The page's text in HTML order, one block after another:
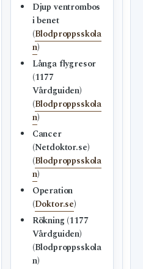
Djup ventrombos
i benet
(Blodproppsskola
n)
Långa flygresor
(1177
Vårdguiden)
(Blodproppsskola
n)
Cancer
(Netdoktor.se)
(Blodproppsskola
n)
Operation
(Doktor.se)
Rökning (1177
Vårdguiden)
(Blodproppsskola
n)